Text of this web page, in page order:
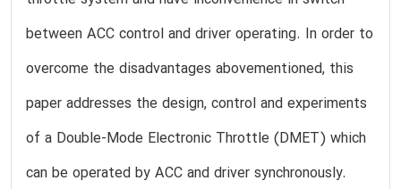
between ACC control and driver operating. In order to
overcome the disadvantages abovementioned, this
paper addresses the design, control and experiments
of a Double-Mode Electronic Throttle (DMET) which
can be operated by ACC and driver synchronously.